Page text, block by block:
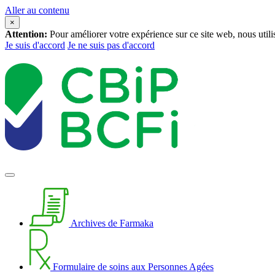
Aller au contenu
×
Attention: Pour améliorer votre expérience sur ce site web, nous
Je suis d'accord Je ne suis pas d'accord
Archives de Farmaka
Formulaire de soins aux Personnes Agées